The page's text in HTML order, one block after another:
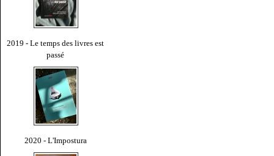
2019 - Le temps des livres est
passé
2020 - L'Impostura